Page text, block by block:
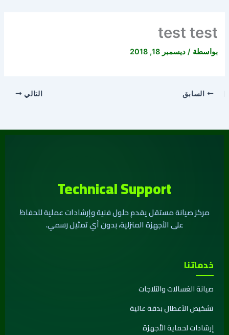
test test
بواسطة /ديسمبر 18, 2018
السابق التالي
Technical Support
مركز صيانة مستقل يقدم حلول فنية وإرشادات عملية للحفاظ
على الأجهزة المنزلية، بدون أي تمثيل رسمي.
خدماتنا
صيانة الغسالات والثلاجات
تشخيص الأعطال بدقة عالية
إرشادات لحماية الأجهزة